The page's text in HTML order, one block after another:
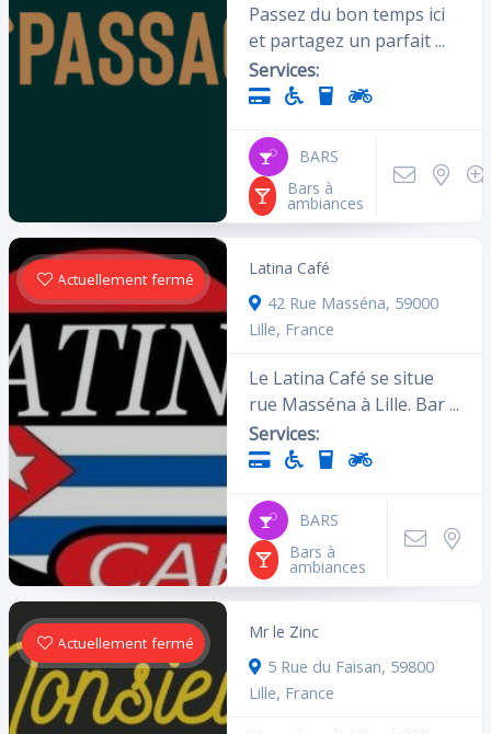
Passez du bon temps ici
et partagez un parfait ...
Services:
BARS
Bars à
ambiances
Actuellement fermé
Latina Café
42 Rue Masséna, 59000
Lille, France
Le Latina Café se situe
rue Masséna à Lille. Bar ...
Services:
BARS
Bars à
ambiances
Actuellement fermé
Mr le Zinc
5 Rue du Faisan, 59800
Lille, France